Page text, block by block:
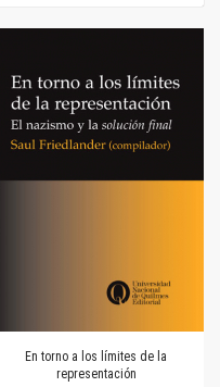
En torno a los límites de la
representación